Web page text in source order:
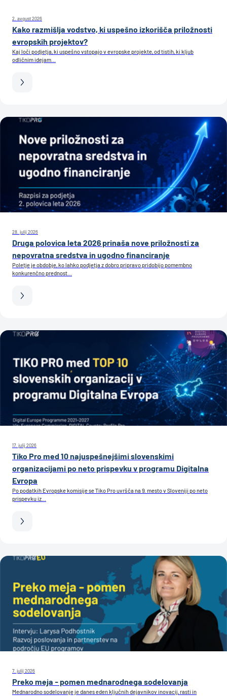
2. avgust 2026
Kako razmišlja vodstvo, ki uspešno izkorišča priložnosti
evropskih projektov?
Kaj loči podjetja, ki uspešno vstopajo v evropske projekte, od tistih, ki kljub
odličnim idejam...
28. julij 2026
Druga polovica leta 2026 prinaša nove priložnosti za
nepovratna sredstva in ugodno financiranje
Poletje je obdobje, ko lahko podjetja z dobro pripravo pridobijo pomembno
konkurenčno prednost...
17. julij 2026
Tiko Pro med 10 najuspešnejšimi slovenskimi
organizacijami po neto prispevku v programu Digitalna
Evropa
Po podatkih Evropske komisije se Tiko Pro uvršča na 9. mesto v Sloveniji po neto
prispevku iz...
7. julij 2026
Preko meja - pomen mednarodnega sodelovanja
Mednarodno sodelovanje je danes eden ključnih dejavnikov inovacij, rasti in